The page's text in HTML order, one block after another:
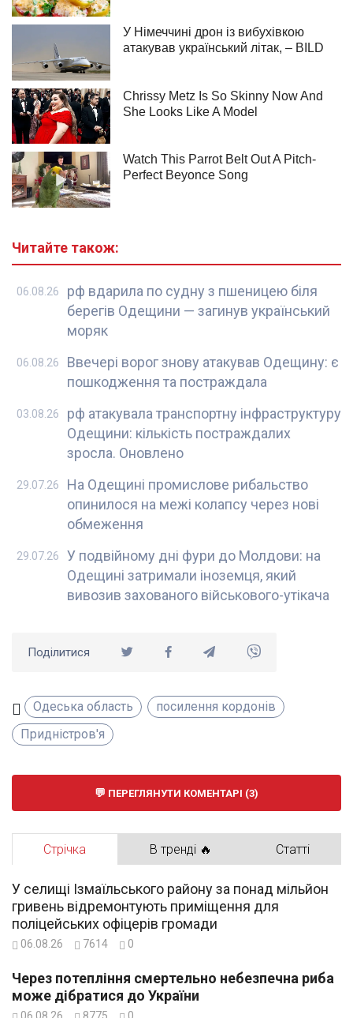
Читайте також:
рф вдарила по судну з пшеницею біля
берегів Одещини — загинув український
моряк
06.08.26
Ввечері ворог знову атакував Одещину: є
пошкодження та постраждала
06.08.26
рф атакувала транспортну інфраструктуру
Одещини: кількість постраждалих
зросла. Оновлено
03.08.26
На Одещині промислове рибальство
опинилося на межі колапсу через нові
обмеження
29.07.26
У подвійному дні фури до Молдови: на
Одещині затримали іноземця, який
вивозив захованого військового-утікача
29.07.26
Поділитися
Одеська область
посилення кордонів
Придністров'я
ПЕРЕГЛЯНУТИ КОМЕНТАРІ (3)
Стрічка В тренді 🔥 Статті
У селищі Ізмаїльського району за понад мільйон
гривень відремонтують приміщення для
поліцейських офіцерів громади
06.08.26 7614 0
Через потепління смертельно небезпечна риба
може дібратися до України